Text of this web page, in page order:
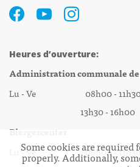
Heures d’ouverture:
Administration communale
Lu - Ve 08h00 -
13h30 - 16h00
Biergercenter
Lu - Ve 08h00 -
Some cookies are
properly. Additionally,